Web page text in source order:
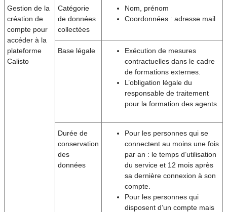
Gestion de la
création de
compte pour
accéder à la
plateforme
Calisto
Catégorie
de données
collectées
Nom, prénom
Coordonnées : adresse mail
Base légale
Exécution de mesures
contractuelles dans le cadre
de formations externes.
L’obligation légale du
responsable de traitement
pour la formation des agents.
Durée de
conservation
des
données
Pour les personnes qui se
connectent au moins une fois
par an : le temps d’utilisation
du service et 12 mois après
sa dernière connexion à son
compte.
Pour les personnes qui
disposent d’un compte mais